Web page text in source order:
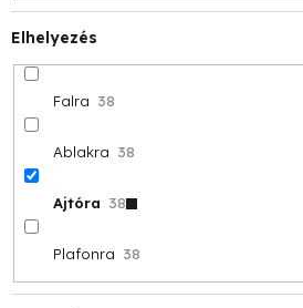
Elhelyezés
Falra 38
Ablakra 38
Ajtóra 38
Plafonra 38